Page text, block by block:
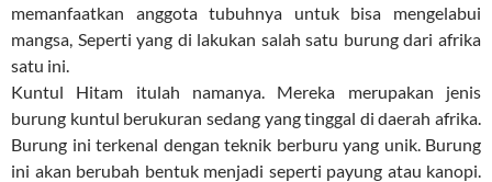
memanfaatkan anggota tubuhnya untuk bisa mengelabui
mangsa, Seperti yang di lakukan salah satu burung dari afrika
satu ini.
Kuntul Hitam itulah namanya. Mereka merupakan jenis
burung kuntul berukuran sedang yang tinggal di daerah afrika.
Burung ini terkenal dengan teknik berburu yang unik. Burung
ini akan berubah bentuk menjadi seperti payung atau kanopi.